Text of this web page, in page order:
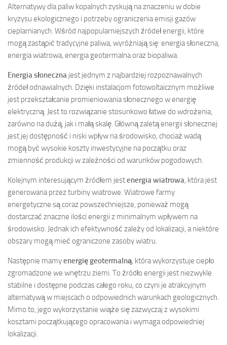
Alternatywy dla paliw kopalnych zyskują na znaczeniu w dobie
kryzysu ekologicznego i potrzeby ograniczenia emisji gazów
cieplarnianych. Wśród najpopularniejszych źródeł energii, które
mogą zastąpić tradycyjne paliwa, wyróżniają się: energia słoneczna,
energia wiatrowa, energia geotermalna oraz biopaliwa.
Energia słoneczna jest jednym z najbardziej rozpoznawalnych
źródeł odnawialnych. Dzięki instalacjom fotowoltaicznym możliwe
jest przekształcanie promieniowania słonecznego w energię
elektryczną. Jest to rozwiązanie stosunkowo łatwe do wdrożenia,
zarówno na dużą, jak i małą skalę. Główną zaletą energii słonecznej
jest jej dostępność i niski wpływ na środowisko, chociaż wadą
mogą być wysokie koszty inwestycyjne na początku oraz
zmienność produkcji w zależności od warunków pogodowych.
Kolejnym interesującym źródłem jestenergia wiatrowa , która jest
generowana przez turbiny wiatrowe. Wiatrowe farmy
energetyczne są coraz powszechniejsze, ponieważ mogą
dostarczać znaczne ilości energii z minimalnym wpływem na
środowisko. Jednak ich efektywność zależy od lokalizacji, a niektóre
obszary mogą mieć ograniczone zasoby wiatru.
Następnie mamyenergię geotermalną , która wykorzystuje ciepło
zgromadzone we wnętrzu ziemi. To źródło energii jest niezwykle
stabilne i dostępne podczas całego roku, co czyni je atrakcyjnym
alternatywą w miejscach o odpowiednich warunkach geologicznych.
Mimo to, jego wykorzystanie wiąże się zazwyczaj z wysokimi
kosztami początkującego opracowania i wymaga odpowiedniej
lokalizacji.